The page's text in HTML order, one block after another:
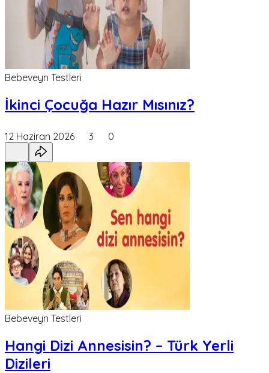
Bebeveyn Testleri
İkinci Çocuğa Hazır Mısınız?
12 Haziran 2026 3 0
Bebeveyn Testleri
Hangi Dizi Annesisin? – Türk Yerli
Dizileri